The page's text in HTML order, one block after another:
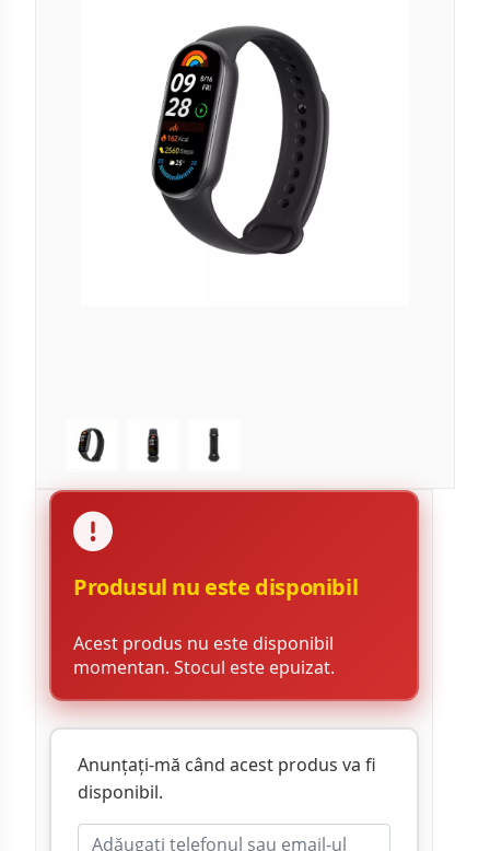
Produsul nu este disponibil
Acest produs nu este disponibil
momentan. Stocul este epuizat.
Anunțați-mă când acest produs va fi
disponibil.